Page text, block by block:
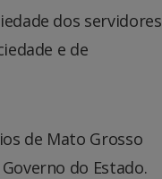
dos servidores
e de
de Mato Grosso
do Estado.